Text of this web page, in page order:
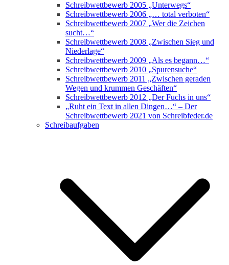
Schreibwettbewerb 2005 „Unterwegs“
Schreibwettbewerb 2006 „… total verboten“
Schreibwettbewerb 2007 „Wer die Zeichen
sucht…“
Schreibwettbewerb 2008 „Zwischen Sieg und
Niederlage“
Schreibwettbewerb 2009 „Als es begann…“
Schreibwettbewerb 2010 „Spurensuche“
Schreibwettbewerb 2011 „Zwischen geraden
Wegen und krummen Geschäften“
Schreibwettbewerb 2012 „Der Fuchs in uns“
„Ruht ein Text in allen Dingen…“ – Der
Schreibwettbewerb 2021 von Schreibfeder.de
Schreibaufgaben